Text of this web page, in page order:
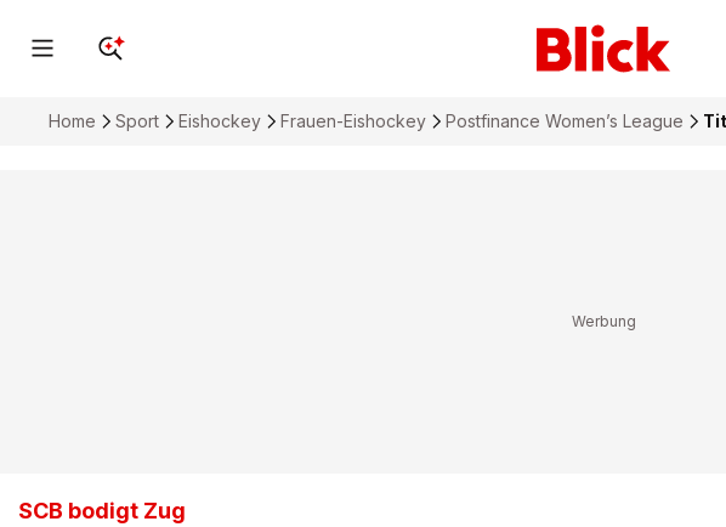
Home Sport Eishockey Frauen-Eishockey Postfinance Women’s League
SCB bodigt Zug